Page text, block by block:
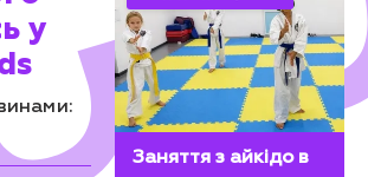
у
Заняття з айкідо в